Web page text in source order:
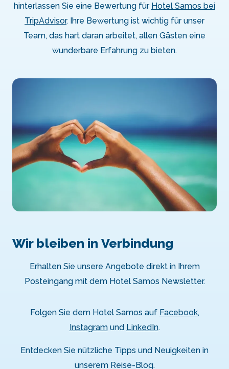
hinterlassen Sie eine Bewertung für Hotel Samos bei
TripAdvisor. Ihre Bewertung ist wichtig für unser
Team, das hart daran arbeitet, allen Gästen eine
wunderbare Erfahrung zu bieten.
Wir bleiben in Verbindung
Erhalten Sie unsere Angebote direkt in Ihrem
Posteingang mit dem Hotel Samos Newsletter.
Folgen Sie dem Hotel Samos auf Facebook,
Instagramund LinkedIn.
Entdecken Sie nützliche Tipps und Neuigkeiten in
unserem Reise-Blog.